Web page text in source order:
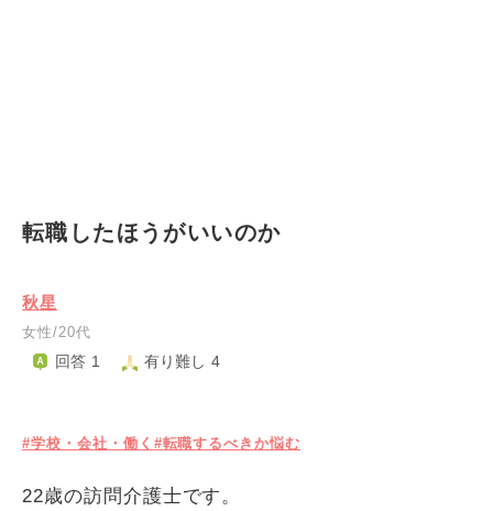
転職したほうがいいのか
秋星
女性/20代
回答 1 有り難し 4
#学校・会社・働く #転職するべきか悩む
22歳の訪問介護士です。